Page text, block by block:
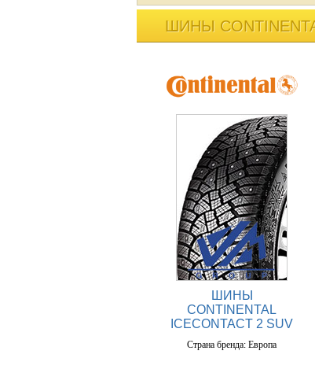
ШИНЫ
ШИНЫ
CONTINENTAL
ICECONTACT 2 SUV
Страна бренда: Европа